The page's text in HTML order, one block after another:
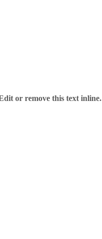
or remove this text inline.